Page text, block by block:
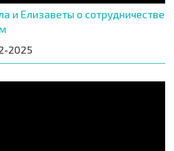
и Елизаветы о сотрудничестве
2025